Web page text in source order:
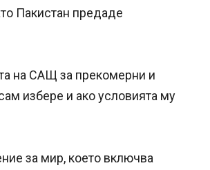
Пакистан предаде
на САЩ за прекомерни и
избере и ако условията му
за мир, което включва